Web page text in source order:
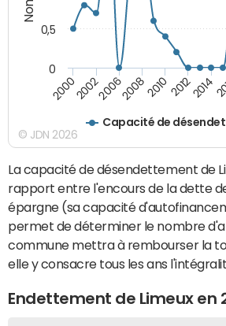
Capacité de
20002002200620082010 20122014
0
0,5
© JDN 2026
La capacité de désendettement de
rapport entre l'encours de la dette
épargne (sa capacité
permet de déterminer le nombre
commune mettra à rembourser la
elle y consacre tous les ans
Endettement de Limeux en